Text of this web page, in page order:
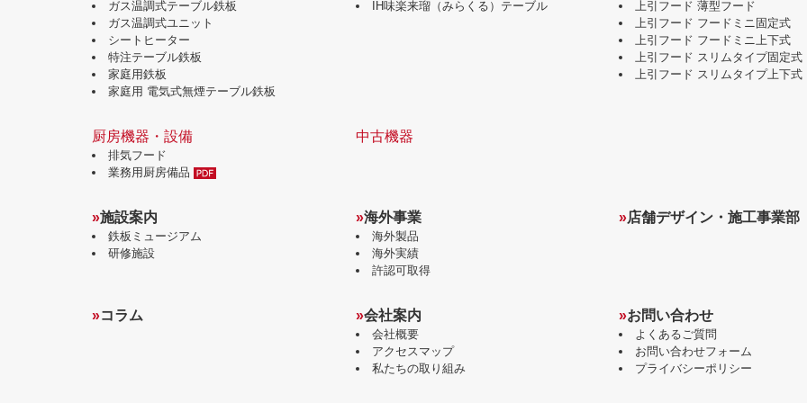
ガス温調式テーブル鉄板
ガス温調式ユニット
シートヒーター
特注テーブル鉄板
家庭用鉄板
家庭用 電気式無煙テーブル鉄板
IH味楽来瑠（みらくる）テーブル
上引フード 薄型フード
上引フード フードミニ固定式
上引フード フードミニ上下式
上引フード スリムタイプ固定式
上引フード スリムタイプ上下式
厨房機器・設備
排気フード
業務用厨房備品
中古機器
»施設案内
鉄板ミュージアム
研修施設
»海外事業
海外製品
海外実績
許認可取得
»店舗デザイン・施工事業部
»コラム »会社案内
会社概要
アクセスマップ
私たちの取り組み
»お問い合わせ
よくあるご質問
お問い合わせフォーム
プライバシーポリシー